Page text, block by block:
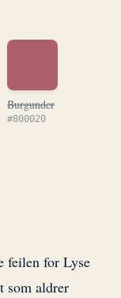
Burgunder
#800020
feilen for Lyse
som aldrer